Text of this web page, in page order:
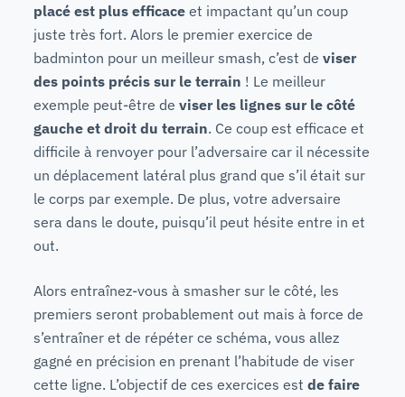
placé est plus efficace et impactant qu’un coup
juste très fort. Alors le premier exercice de
badminton pour un meilleur smash, c’est de viser
des points précis sur le terrain ! Le meilleur
exemple peut-être de viser les lignes sur le côté
gauche et droit du terrain. Ce coup est efficace et
difficile à renvoyer pour l’adversaire car il nécessite
un déplacement latéral plus grand que s’il était sur
le corps par exemple. De plus, votre adversaire
sera dans le doute, puisqu’il peut hésite entre in et
out.
Alors entraînez-vous à smasher sur le côté, les
premiers seront probablement out mais à force de
s’entraîner et de répéter ce schéma, vous allez
gagné en précision en prenant l’habitude de viser
cette ligne. L’objectif de ces exercices est de faire